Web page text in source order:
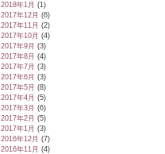
2018年1月 (1)
2017年12月 (6)
2017年11月 (2)
2017年10月 (4)
2017年9月 (3)
2017年8月 (4)
2017年7月 (3)
2017年6月 (3)
2017年5月 (8)
2017年4月 (5)
2017年3月 (6)
2017年2月 (5)
2017年1月 (3)
2016年12月 (7)
2016年11月 (4)